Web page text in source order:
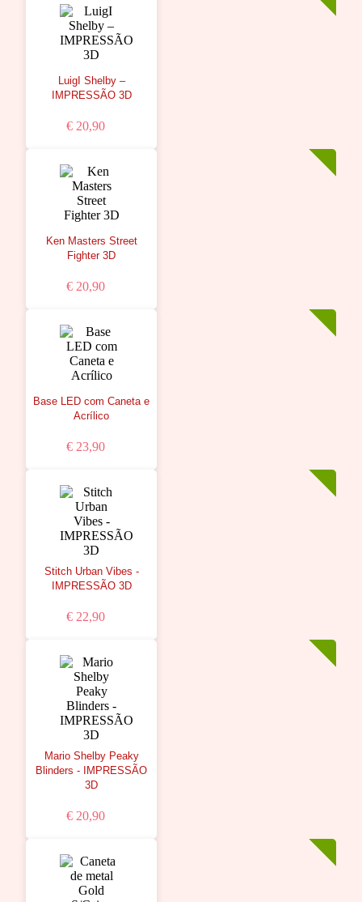
LuigI Shelby –
IMPRESSÃO 3D
€ 20,90
Ken Masters Street
Fighter 3D
€ 20,90
Base LED com Caneta e
Acrílico
€ 23,90
Stitch Urban Vibes -
IMPRESSÃO 3D
€ 22,90
Mario Shelby Peaky
Blinders - IMPRESSÃO
3D
€ 20,90